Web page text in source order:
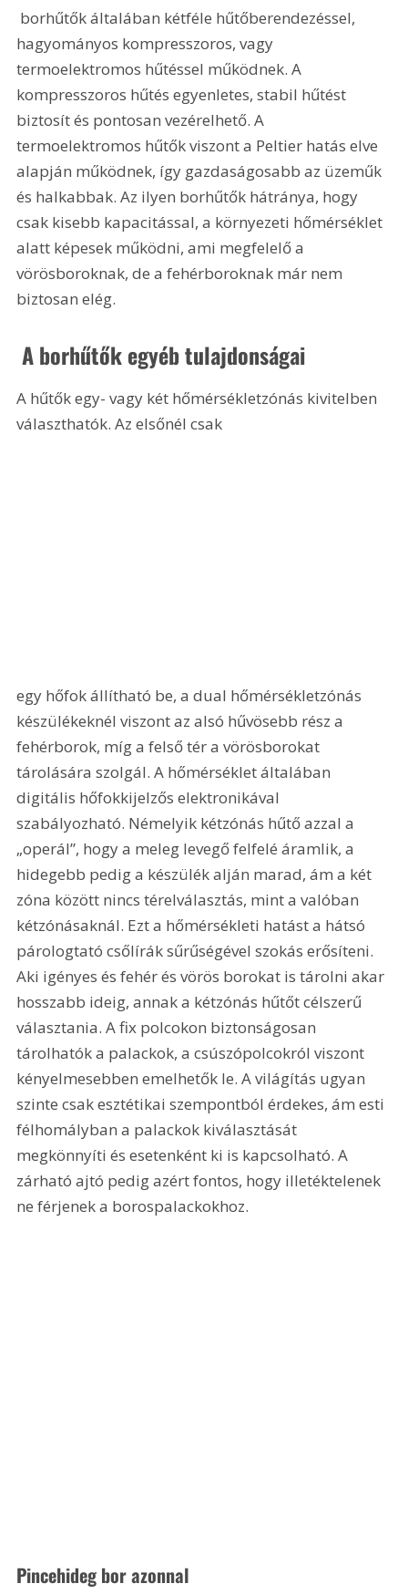
hagyományos kompresszoros, vagy
termoelektromos hűtéssel működnek. A
kompresszoros hűtés egyenletes, stabil hűtést
biztosít és pontosan vezérelhető. A
termoelektromos hűtők viszont a Peltier hatás elve
alapján működnek, így gazdaságosabb az üzeműk
és halkabbak. Az ilyen borhűtők hátránya, hogy
csak kisebb kapacitással, a környezeti hőmérséklet
alatt képesek működni, ami megfelelő a
vörösboroknak, de a fehérboroknak már nem
biztosan elég.
A borhűtők egyéb tulajdonságai
A hűtők egy- vagy két hőmérsékletzónás kivitelben
választhatók. Az elsőnél csak
egy hőfok állítható be, a dual hőmérsékletzónás
készülékeknél viszont az alsó hűvösebb rész a
fehérborok, míg a felső tér a vörösborokat
tárolására szolgál. A hőmérséklet általában
digitális hőfokkijelzős elektronikával
szabályozható. Némelyik kétzónás hűtő azzal a
„operál”, hogy a meleg levegő felfelé áramlik, a
hidegebb pedig a készülék alján marad, ám a két
zóna között nincs térelválasztás, mint a valóban
kétzónásaknál. Ezt a hőmérsékleti hatást a hátsó
párologtató csőlírák sűrűségével szokás erősíteni.
Aki igényes és fehér és vörös borokat is tárolni akar
hosszabb ideig, annak a kétzónás hűtőt célszerű
választania. A fix polcokon biztonságosan
tárolhatók a palackok, a csúszópolcokról viszont
kényelmesebben emelhetők le. A világítás ugyan
szinte csak esztétikai szempontból érdekes, ám esti
félhomályban a palackok kiválasztását
megkönnyíti és esetenként ki is kapcsolható. A
zárható ajtó pedig azért fontos, hogy illetéktelenek
ne férjenek a borospalackokhoz.
Pincehideg bor azonnal